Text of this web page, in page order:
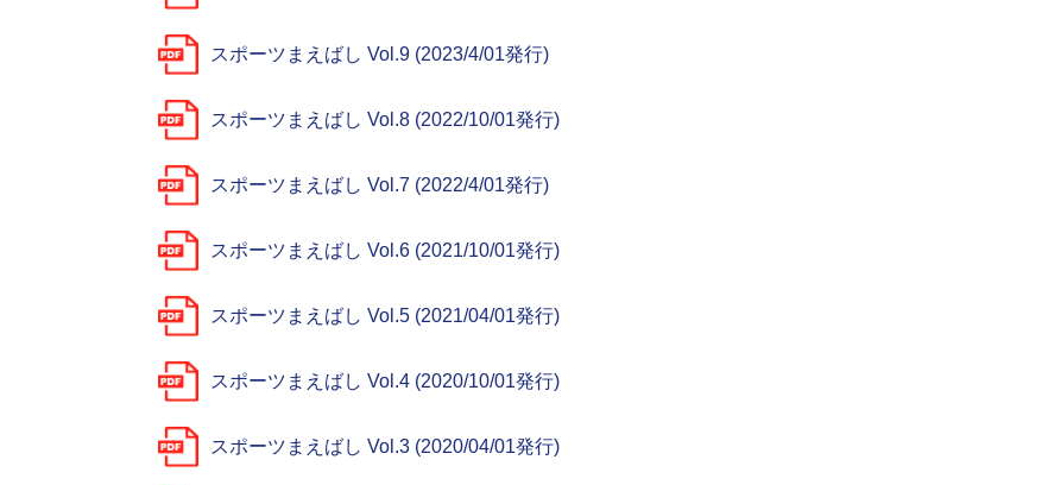
スポーツまえばし Vol.9 (2023/4/01発行)
スポーツまえばし Vol.8 (2022/10/01発行)
スポーツまえばし Vol.7 (2022/4/01発行)
スポーツまえばし Vol.6 (2021/10/01発行)
スポーツまえばし Vol.5 (2021/04/01発行)
スポーツまえばし Vol.4 (2020/10/01発行)
スポーツまえばし Vol.3 (2020/04/01発行)